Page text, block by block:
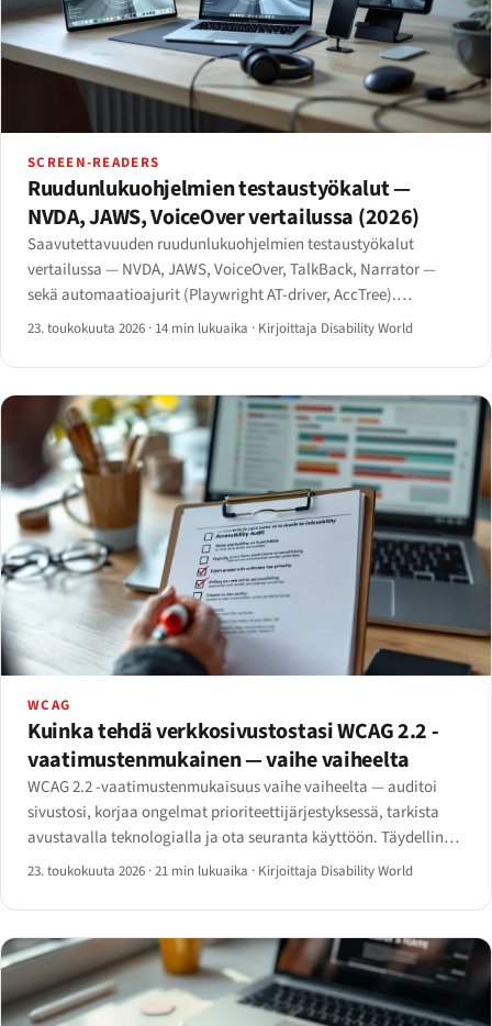
SCREEN-READERS
Ruudunlukuohjelmien testaustyökalut —
NVDA, JAWS, VoiceOver vertailussa (2026)
Saavutettavuuden ruudunlukuohjelmien testaustyökalut
vertailussa — NVDA, JAWS, VoiceOver, TalkBack, Narrator —
sekä automaatioajurit (Playwright AT-driver, AccTree).
Testaustyönkulku 2026.
23. toukokuuta 2026 · 14 min lukuaika · Kirjoittaja Disability World
WCAG
Kuinka tehdä verkkosivustostasi WCAG 2.2 -
vaatimustenmukainen — vaihe vaiheelta
WCAG 2.2 -vaatimustenmukaisuus vaihe vaiheelta — auditoi
sivustosi, korjaa ongelmat prioriteettijärjestyksessä, tarkista
avustavalla teknologialla ja ota seuranta käyttöön. Täydellinen
vuoden 2026 toimintaohjelma.
23. toukokuuta 2026 ·21 min lukuaika · Kirjoittaja Disability World